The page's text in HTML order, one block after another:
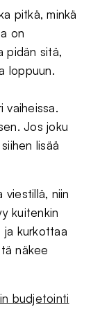
pitkä, minkä
on
pidän sitä,
loppuun.
vaiheissa.
Jos joku
lisää
viestillä, niin
kuitenkin
ja kurkottaa
näkee
budjetointi